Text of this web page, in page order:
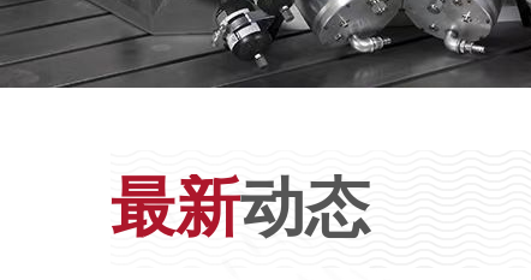
最新动态